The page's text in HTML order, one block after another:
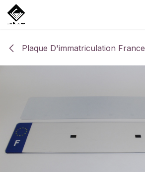
Overslaan naar inhoud
Plaque D'immatriculation France